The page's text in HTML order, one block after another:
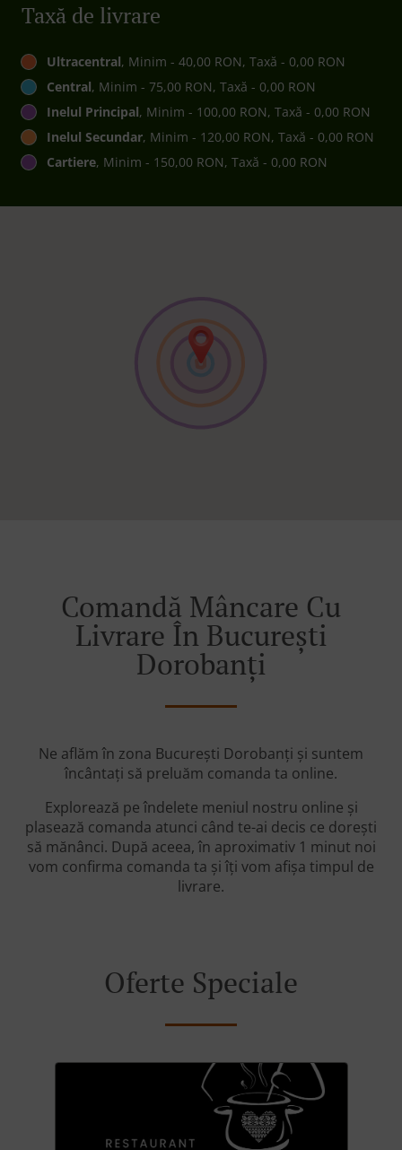
Taxă de livrare
Ultracentral, Minim - 40,00 RON, Taxă - 0,00 RON
Central, Minim - 75,00 RON, Taxă - 0,00 RON
Inelul Principal, Minim - 100,00 RON, Taxă - 0,00 RON
Inelul Secundar, Minim - 120,00 RON, Taxă - 0,00 RON
Cartiere, Minim - 150,00 RON, Taxă - 0,00 RON
Comandă Mâncare Cu
Livrare În București
Dorobanți
Ne aflăm în zona București Dorobanți și suntem
încântați să preluăm comanda ta online.
Explorează pe îndelete meniul nostru online și
plasează comanda atunci când te-ai decis ce dorești
să mănânci. După aceea, în aproximativ 1 minut noi
vom confirma comanda ta și îți vom afișa timpul de
livrare.
Oferte Speciale